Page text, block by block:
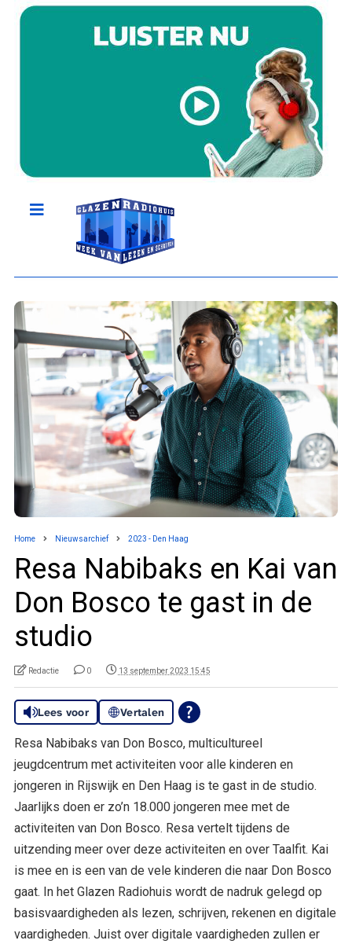
Home Nieuwsarchief 2023 - Den Haag
Resa Nabibaks en Kai van
Don Bosco te gast in de
studio
Redactie 0 13 september 2023 15:45
Lees voor Vertalen
Resa Nabibaks van Don Bosco, multicultureel
jeugdcentrum met activiteiten voor alle kinderen en
jongeren in Rijswijk en Den Haag is te gast in de studio.
Jaarlijks doen er zo’n 18.000 jongeren mee met de
activiteiten van Don Bosco. Resa vertelt tijdens de
uitzending meer over deze activiteiten en over Taalfit. Kai
is mee en is een van de vele kinderen die naar Don Bosco
gaat. In het Glazen Radiohuis wordt de nadruk gelegd op
basisvaardigheden als lezen, schrijven, rekenen en digitale
vaardigheden. Juist over digitale vaardigheden zullen er